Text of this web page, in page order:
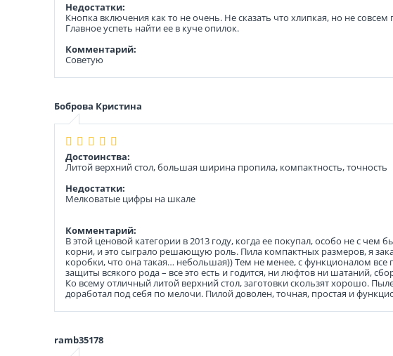
Недостатки:
Кнопка включения как то не очень. Не сказать что хлипкая, но не
Главное успеть найти ее в куче опилок.
Комментарий:
Советую
Боброва Кристина
Достоинства:
Литой верхний стол, большая ширина пропила, компактность, точность
Недостатки:
Мелковатые цифры на шкале
Комментарий:
В этой ценовой категории в 2013 году, когда ее покупал, особо не с чем
корни, и это сыграло решающую роль. Пила компактных размеров, я
коробки, что она такая… небольшая)) Тем не менее, с функционалом все
защиты всякого рода – все это есть и годится, ни люфтов ни шатаний,
Ко всему отличный литой верхний стол, заготовки скользят хорошо.
доработал под себя по мелочи. Пилой доволен, точная, простая и
ramb35178